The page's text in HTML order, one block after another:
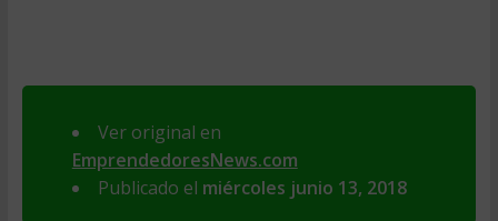
Ver original en
EmprendedoresNews.com
Publicado el miércoles junio 13, 2018